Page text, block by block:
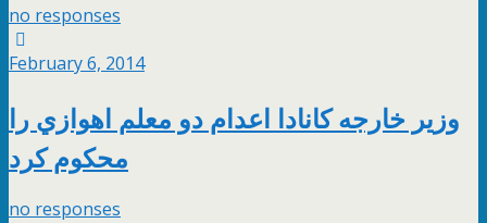
no responses
February 6, 2014
وزير خارجه كانادا اعدام دو معلم اهوازي را
محكوم كرد
no responses